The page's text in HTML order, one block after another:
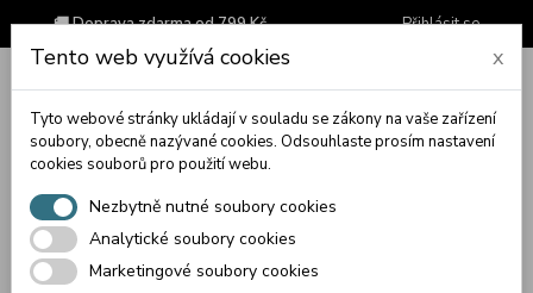
🚚 Doprava zdarma od 799 Kč Přihlásit se
Tento web využívá cookies x
Tyto webové stránky ukládají v souladu se zákony na vaše zařízení
soubory, obecně nazývané cookies. Odsouhlaste prosím nastavení
cookies souborů pro použití webu.
Nezbytně nutné soubory cookies
Analytické soubory cookies
Marketingové soubory cookies